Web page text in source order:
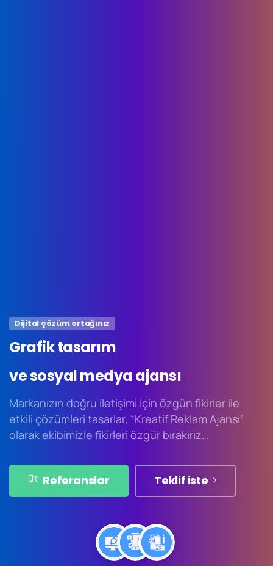
Dijital çözüm ortağınız
Grafiktasarım
vesosyalmedyaajansı
Markanızın doğru iletişimi için özgün fikirler ile
etkili çözümleri tasarlar, “Kreatif Reklam Ajansı”
olarak ekibimizle fikirleri özgür bırakırız…
Referanslar Teklif iste